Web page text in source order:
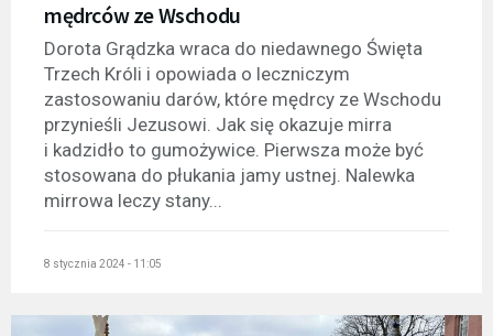
mędrców ze Wschodu
Dorota Grądzka wraca do niedawnego Święta
Trzech Króli i opowiada o leczniczym
zastosowaniu darów, które mędrcy ze Wschodu
przynieśli Jezusowi. Jak się okazuje mirra
i kadzidło to gumożywice. Pierwsza może być
stosowana do płukania jamy ustnej. Nalewka
mirrowa leczy stany...
8 stycznia 2024 - 11:05